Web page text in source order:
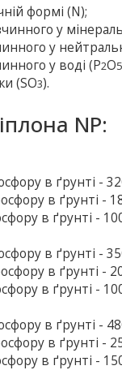
формі (N);
у
у
у воді (P2O5
(SO3).
NP:
в ґрунті -
в ґрунті -
в ґрунті -
в ґрунті -
в ґрунті -
в ґрунті -
в ґрунті -
в ґрунті -
в ґрунті -